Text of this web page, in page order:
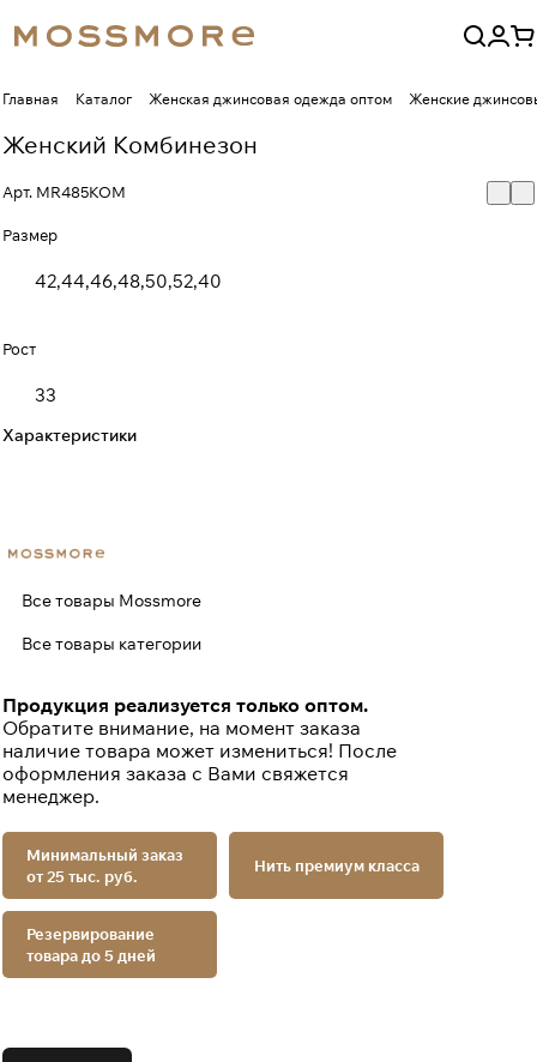
Главная Каталог Женская джинсовая одежда оптом Женские
Женский Комбинезон
Арт. MR485KOM
Размер
42,44,46,48,50,52,40
Рост
33
Характеристики
Все товары Mossmore
Все товары категории
Продукция реализуется только оптом.
Обратите внимание, на момент заказа
наличие товара может измениться! После
оформления заказа с Вами свяжется
менеджер.
Минимальный заказ
от 25 тыс. руб.
Нить премиум класса
Резервирование
товара до 5 дней